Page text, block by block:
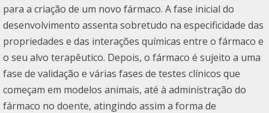
para a criação de um novo fármaco. A fase inicial do
desenvolvimento assenta sobretudo na especificidade das
propriedades e das interações químicas entre o fármaco e
o seu alvo terapêutico. Depois, o fármaco é sujeito a uma
fase de validação e várias fases de testes clínicos que
começam em modelos animais, até à administração do
fármaco no doente, atingindo assim a forma de